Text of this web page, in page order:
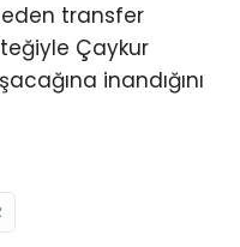
eden transfer
Çaykur
inandığını